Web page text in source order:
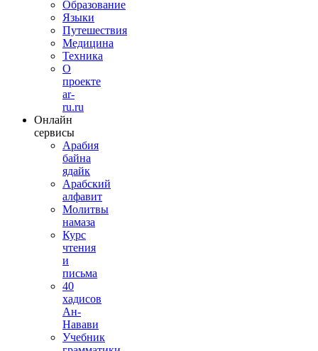
Образование
Языки
Путешествия
Медицина
Техника
О
проекте
ar-
ru.ru
Онлайн
сервисы
Арабия
байна
ядайк
Арабский
алфавит
Молитвы
намаза
Курс
чтения
и
письма
40
хадисов
Ан-
Навави
Учебник